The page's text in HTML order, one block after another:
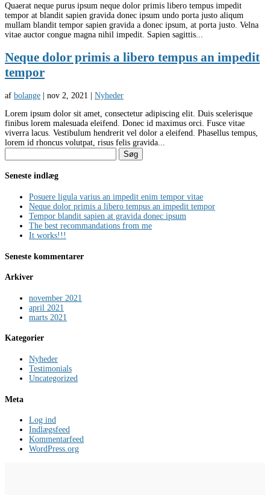
Quaerat neque purus ipsum neque dolor primis libero tempus impedit
tempor at blandit sapien gravida donec ipsum undo porta justo aliqum
mullam blandit tempor sapien gravida a donec ipsum, at porta justo. Velna
vitae auctor congue magna nihil impedit. Sapien sagittis...
Neque dolor primis a libero tempus an impedit
tempor
af bolange | nov 2, 2021 | Nyheder
Lorem ipsum dolor sit amet, consectetur adipiscing elit. Duis scelerisque
finibus lorem malesuada eleifend. Donec id maximus orci. Fusce vitae
viverra lacus. Vestibulum hendrerit vel dolor a eleifend. Phasellus tempus,
lorem id rhoncus volutpat, risus felis gravida...
Søg
efter:
Seneste indlæg
Posuere ligula varius an impedit enim tempor vitae
Neque dolor primis a libero tempus an impedit tempor
Tempor blandit sapien at gravida donec ipsum
The best recommandations from me
It works!!!
Seneste kommentarer
Arkiver
november 2021
april 2021
marts 2021
Kategorier
Nyheder
Testimonials
Uncategorized
Meta
Log ind
Indlægsfeed
Kommentarfeed
WordPress.org